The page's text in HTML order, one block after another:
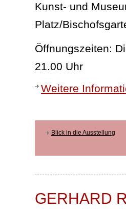
Kunst- und
Platz/
Öffnungszeiten:
21.00 Uhr
Weitere
Blick in die Ausstellung
GERHARD